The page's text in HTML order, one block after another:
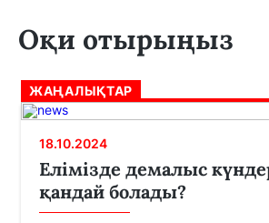
Оқи отырыңыз
ЖАҢАЛЫҚТАР
18.10.2024
Елімізде демалыс
қандай болады?